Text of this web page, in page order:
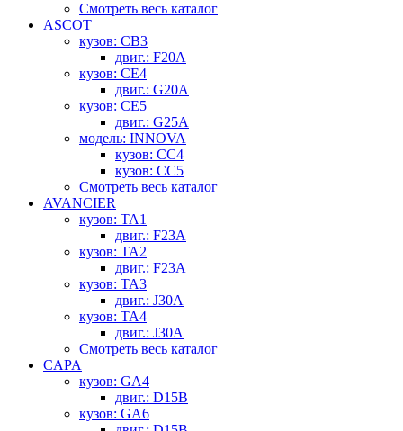
Смотреть весь каталог
ASCOT
кузов: CB3
двиг.: F20A
кузов: CE4
двиг.: G20A
кузов: CE5
двиг.: G25A
модель: INNOVA
кузов: CC4
кузов: CC5
Смотреть весь каталог
AVANCIER
кузов: TA1
двиг.: F23A
кузов: TA2
двиг.: F23A
кузов: TA3
двиг.: J30A
кузов: TA4
двиг.: J30A
Смотреть весь каталог
CAPA
кузов: GA4
двиг.: D15B
кузов: GA6